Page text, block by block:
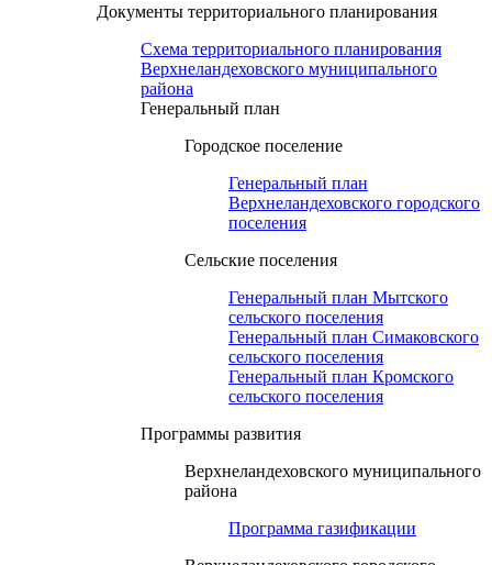
Документы территориального планирования
Схема территориального планирования
Верхнеландеховского муниципального
района
Генеральный план
Городское поселение
Генеральный план
Верхнеландеховского городского
поселения
Сельские поселения
Генеральный план Мытского
сельского поселения
Генеральный план Симаковского
сельского поселения
Генеральный план Кромского
сельского поселения
Программы развития
Верхнеландеховского муниципального
района
Программа газификации